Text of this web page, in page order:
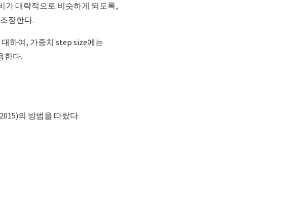
가 대략적으로 비슷하게 되도록,
정한다.
대하여, 가중치 step size에는
한다.
의 방법을 따랐다.